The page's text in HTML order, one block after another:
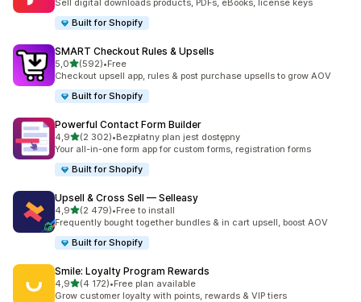
Sell digital downloads products, PDFs, eBooks, license keys
Built for Shopify
SMART Checkout Rules & Upsells
5,0na 5 gwiazdek
(592)
Łączna liczba recenzji: 592
•Free
Checkout upsell app, rules & post purchase upsells to grow AOV
Built for Shopify
Powerful Contact Form Builder
4,9na 5 gwiazdek
(2 302)
Łączna liczba recenzji: 2302
•Bezpłatny plan jest dostępny
Your all-in-one form app for custom forms, registration forms
Built for Shopify
Upsell & Cross Sell — Selleasy
4,9na 5 gwiazdek
(2 479)
Łączna liczba recenzji: 2479
•Free to install
Frequently bought together bundles & in cart upsell, boost AOV
Built for Shopify
Smile: Loyalty Program Rewards
4,9na 5 gwiazdek
(4 172)
Łączna liczba recenzji: 4172
•Free plan available
Grow customer loyalty with points, rewards & VIP tiers